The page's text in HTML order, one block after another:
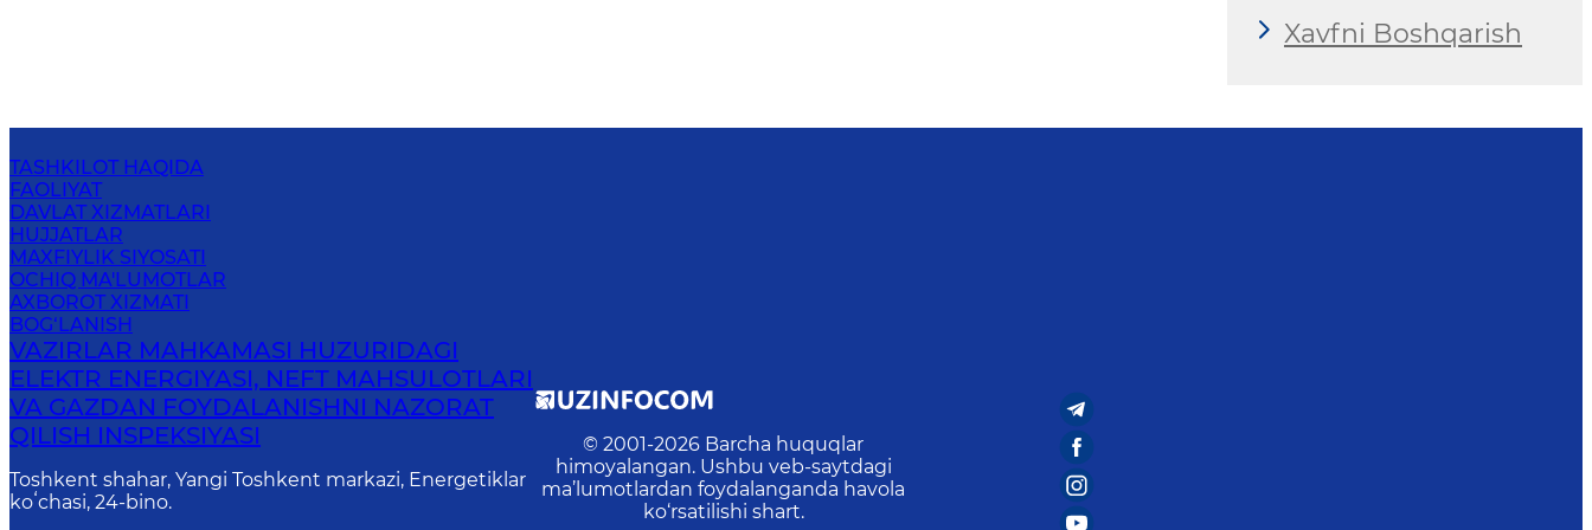
Xavfni Boshqarish
TASHKILOT HAQIDA
FAOLIYAT
DAVLAT XIZMATLARI
HUJJATLAR
MAXFIYLIK SIYOSATI
OCHIQ MA'LUMOTLAR
AXBOROT XIZMATI
BOG‘LANISH
VAZIRLAR MAHKAMASI HUZURIDAGI
ELEKTR ENERGIYASI, NEFT MAHSULOTLARI
VA GAZDAN FOYDALANISHNI NAZORAT
QILISH INSPEKSIYASI
Toshkent shahar, Yangi Toshkent markazi, Energetiklar
koʻchasi, 24-bino.
© 2001-2026 Barcha huquqlar
himoyalangan. Ushbu veb-saytdagi
ma’lumotlardan foydalanganda havola
ko‘rsatilishi shart.